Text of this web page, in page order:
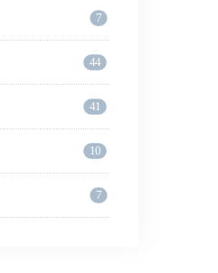
7
44
41
10
7